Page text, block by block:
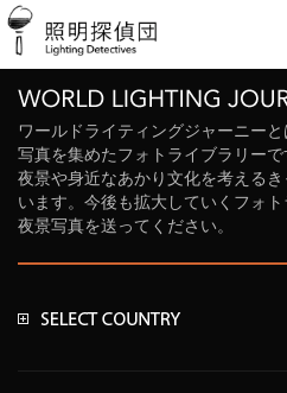
ワールドライティングジャーニー
写真を集めたフォトライブラリー
夜景や身近なあかり文化を考える
います。今後も拡大していくフォ
夜景写真を送ってください。